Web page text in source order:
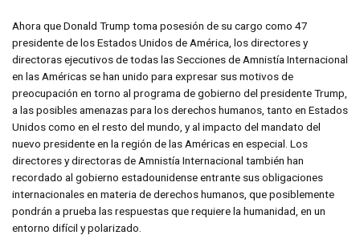
Ahora que Donald Trump toma posesión de su cargo como 47
presidente de los Estados Unidos de América, los directores y
directoras ejecutivos de todas las Secciones de Amnistía Internacional
en las Américas se han unido para expresar sus motivos de
preocupación en torno al programa de gobierno del presidente Trump,
a las posibles amenazas para los derechos humanos, tanto en Estados
Unidos como en el resto del mundo, y al impacto del mandato del
nuevo presidente en la región de las Américas en especial. Los
directores y directoras de Amnistía Internacional también han
recordado al gobierno estadounidense entrante sus obligaciones
internacionales en materia de derechos humanos, que posiblemente
pondrán a prueba las respuestas que requiere la humanidad, en un
entorno difícil y polarizado.